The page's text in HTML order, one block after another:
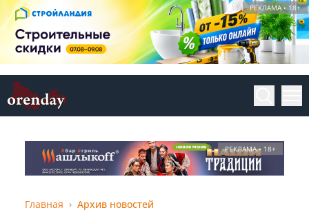
РЕКЛАМА • 18+
РЕКЛАМА • 18+
Главная Архив новостей